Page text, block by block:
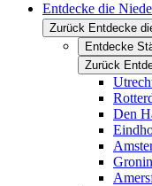
Entdecke die
Zurück Entdecke
Entdecke
Zurück
Den